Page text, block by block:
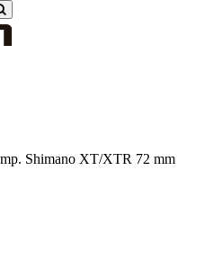
Shimano XT/XTR 72 mm